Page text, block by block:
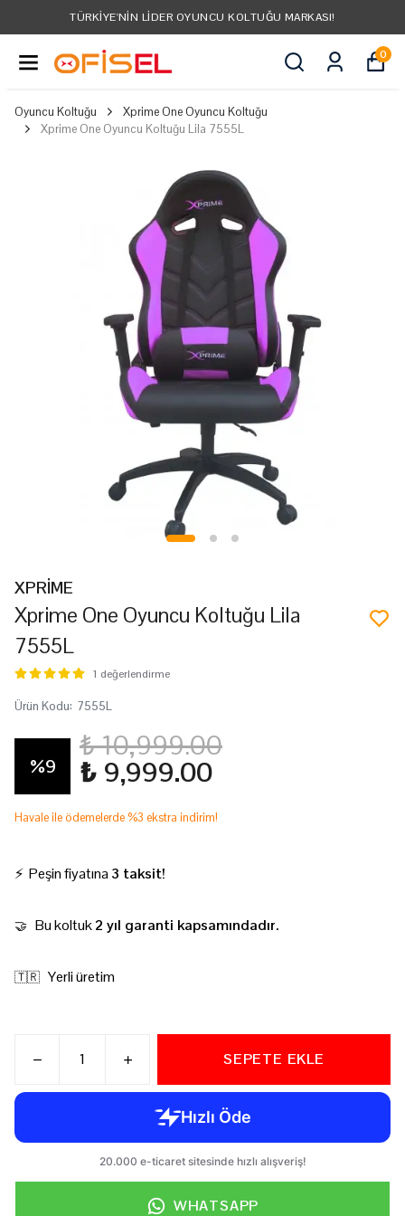
TÜRKIYE'NIN LIDER OYUNCU KOLTUĞU MARKASI!
0
Oyuncu Koltuğu
Xprime One Oyuncu Koltuğu
Xprime One Oyuncu Koltuğu Lila 7555L
XPRİME
Xprime One Oyuncu Koltuğu Lila
7555L
1 değerlendirme
Ürün Kodu: 7555L
%9
₺ 10,999.00
₺ 9,999.00
Havale ile ödemelerde %3 ekstra indirim!
⚡ Peşin fiyatına 3 taksit!
🤝 Bu koltuk2 yıl garanti kapsamındadır.
🇹🇷 Yerli üretim
SEPETE EKLE
WHATSAPP